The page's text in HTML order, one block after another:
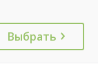
Выбрать